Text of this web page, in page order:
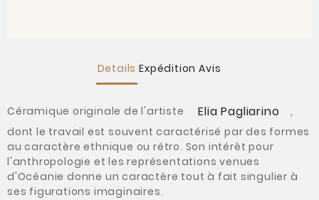
Details Expédition Avis
Céramique originale de l'artiste Elia Pagliarino
,
dont le travail est souvent caractérisé par des formes
au caractère ethnique ou rétro. Son intérêt pour
l'anthropologie et les représentations venues
d'Océanie donne un caractère tout à fait singulier à
ses figurations imaginaires.